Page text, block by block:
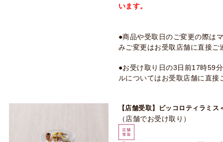
います。
●商品や受取日のご変更の際は
みご変更はお受取店舗に直接ご
●お受け取り日の3日前17時59
ルについてはお受取店舗に直接
【店舗受取】ピッコロティラミス
（店舗でお受け取り）